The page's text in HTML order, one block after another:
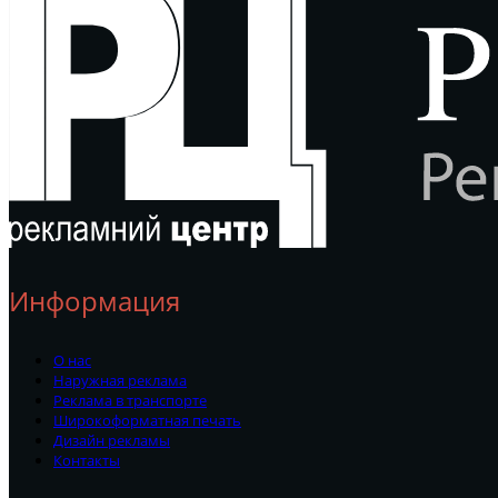
Информация
О нас
Наружная реклама
Реклама в транспорте
Широкоформатная печать
Дизайн рекламы
Контакты